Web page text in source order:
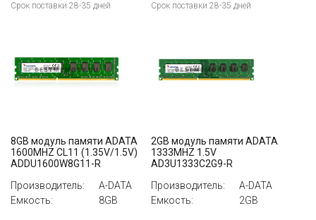
Срок поставки 28-35 дней Срок поставки 28-35 дней
8GB модуль памяти ADATA
1600MHZ CL11 (1.35V/1.5V)
ADDU1600W8G11-R
Производитель:
A-DATA
Емкость:
8GB
2GB модуль памяти ADATA
1333MHZ 1.5V
AD3U1333C2G9-R
Производитель:
A-DATA
Емкость:
2GB